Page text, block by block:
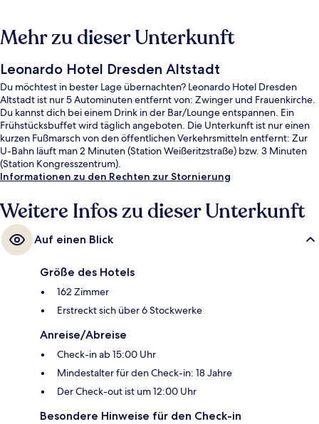
Mehr zu dieser Unterkunft
Leonardo Hotel Dresden Altstadt
Du möchtest in bester Lage übernachten? Leonardo Hotel Dresden
Altstadt ist nur 5 Autominuten entfernt von: Zwinger und Frauenkirche.
Du kannst dich bei einem Drink in der Bar/Lounge entspannen. Ein
Frühstücksbuffet wird täglich angeboten. Die Unterkunft ist nur einen
kurzen Fußmarsch von den öffentlichen Verkehrsmitteln entfernt: Zur
U-Bahn läuft man 2 Minuten (Station Weißeritzstraße) bzw. 3 Minuten
(Station Kongresszentrum).
Informationen zu den Rechten zur Stornierung
Weitere Infos zu dieser Unterkunft
Auf einen Blick
Größe des Hotels
162 Zimmer
Erstreckt sich über 6 Stockwerke
Anreise/Abreise
Check-in ab 15:00 Uhr
Mindestalter für den Check-in: 18 Jahre
Der Check-out ist um 12:00 Uhr
Besondere Hinweise für den Check-in